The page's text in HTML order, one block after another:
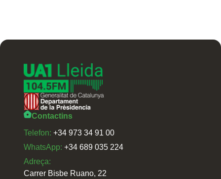
Contactins
Telefon: +34 973 34 91 00
WhatsApp: +34 689 035 224
Adreça:
Carrer Bisbe Ruano, 22